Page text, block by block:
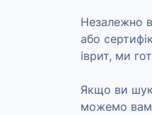
Незалежно
або
іврит, ми
Якщо ви
можемо вам